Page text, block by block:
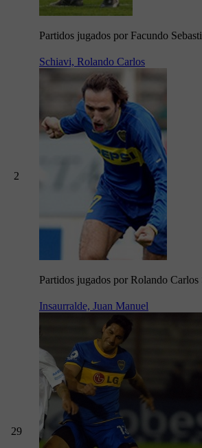
Partidos jugados por Facundo
2
Schiavi, Rolando Carlos
Partidos jugados por Rolando
29
Insaurralde, Juan Manuel